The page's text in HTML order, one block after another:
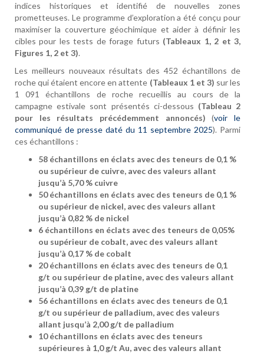
indices historiques et identifié de nouvelles zones
prometteuses. Le programme d’exploration a été conçu pour
maximiser la couverture géochimique et aider à définir les
cibles pour les tests de forage futurs (Tableaux 1, 2 et 3,
Figures 1, 2 et 3).
Les meilleurs nouveaux résultats des 452 échantillons de
roche qui étaient encore en attente (Tableaux 1 et 3) sur les
1 091 échantillons de roche recueillis au cours de la
campagne estivale sont présentés ci-dessous (Tableau 2
pour les résultats précédemment annoncés) (voir le
communiqué de presse daté du 11 septembre 2025). Parmi
ces échantillons :
58 échantillons en éclats avec des teneurs de 0,1 %
ou supérieur de cuivre, avec des valeurs allant
jusqu’à 5,70 % cuivre
50 échantillons en éclats avec des teneurs de 0,1 %
ou supérieur de nickel, avec des valeurs allant
jusqu’à 0,82 % de nickel
6 échantillons en éclats avec des teneurs de 0,05%
ou supérieur de cobalt, avec des valeurs allant
jusqu’à 0,17 % de cobalt
20 échantillons en éclats avec des teneurs de 0,1
g/t ou supérieur de platine, avec des valeurs allant
jusqu’à 0,39 g/t de platine
56 échantillons en éclats avec des teneurs de 0,1
g/t ou supérieur de palladium, avec des valeurs
allant jusqu’à 2,00 g/t de palladium
10 échantillons en éclats avec des teneurs
supérieures à 1,0 g/t Au, avec des valeurs allant